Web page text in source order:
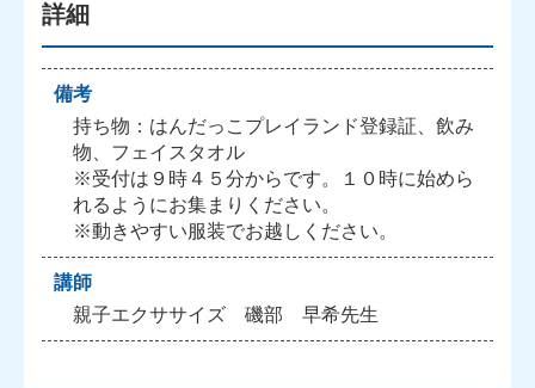
詳細
備考
持ち物：はんだっこプレイランド登録証、飲み
物、フェイスタオル
※受付は９時４５分からです。１０時に始めら
れるようにお集まりください。
※動きやすい服装でお越しください。
講師
親子エクササイズ 磯部 早希先生